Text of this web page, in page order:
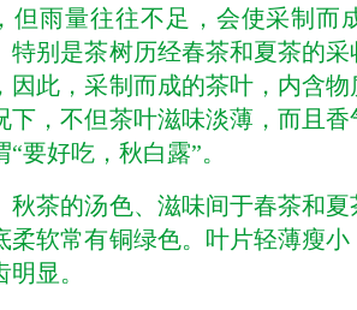
但雨量往往不足，会使采制而
特别是茶树历经春茶和夏茶的
因此，采制而成的茶叶，内含
下，不但茶叶滋味淡薄，而且
“要好吃，秋白露”。
的汤色、滋味间于春茶和夏
柔软常有铜绿色。叶片轻薄瘦
明显。